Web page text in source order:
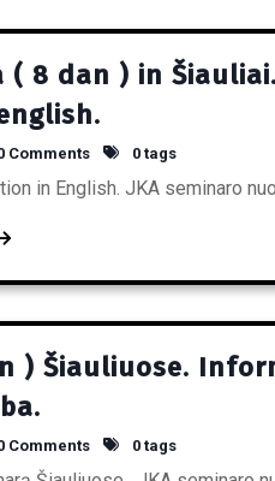
( 8 dan ) in Šiauliai.
Comments 0 tags
in English. JKA seminaro
) Šiauliuose.
Comments 0 tags